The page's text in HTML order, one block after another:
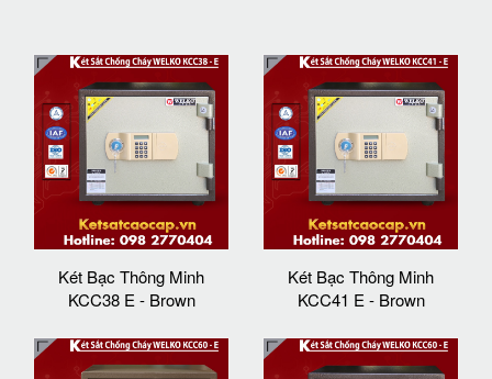
Két Bạc Thông Minh
KCC38 E - Brown
Két Bạc Thông Minh
KCC41 E - Brown